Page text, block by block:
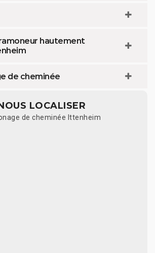
hautement
de cheminée
LOCALISER
de cheminée Ittenheim